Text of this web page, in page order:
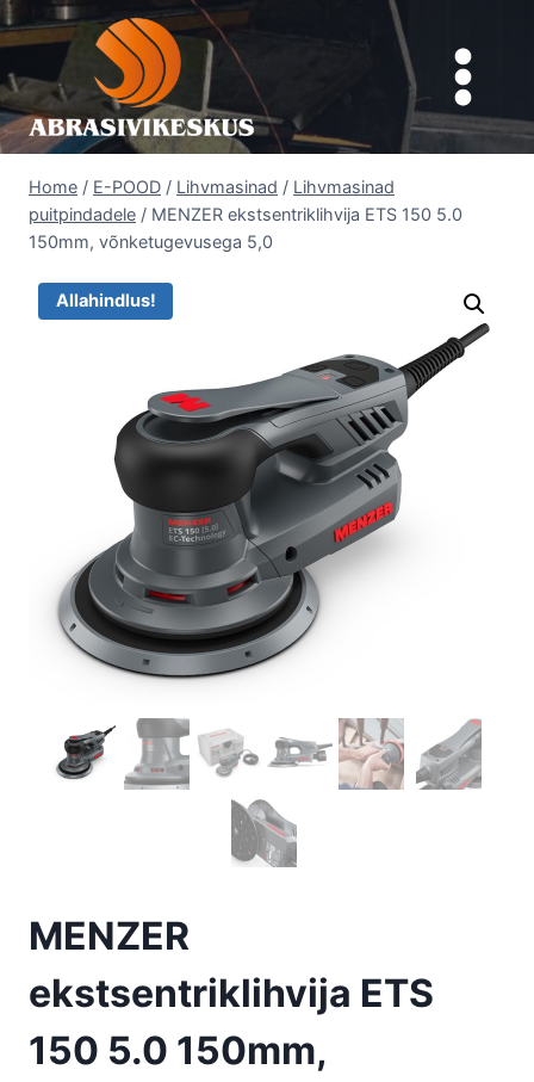
Skip
to
content
Home / E-POOD / Lihvmasinad / Lihvmasinad
puitpindadele / MENZER ekstsentriklihvija ETS 150 5.0
150mm, võnketugevusega 5,0
Allahindlus!
MENZER
ekstsentriklihvija ETS
150 5.0 150mm,